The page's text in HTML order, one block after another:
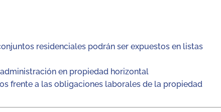
residenciales podrán ser expuestos en listas
en propiedad horizontal
frente a las obligaciones laborales de la propiedad